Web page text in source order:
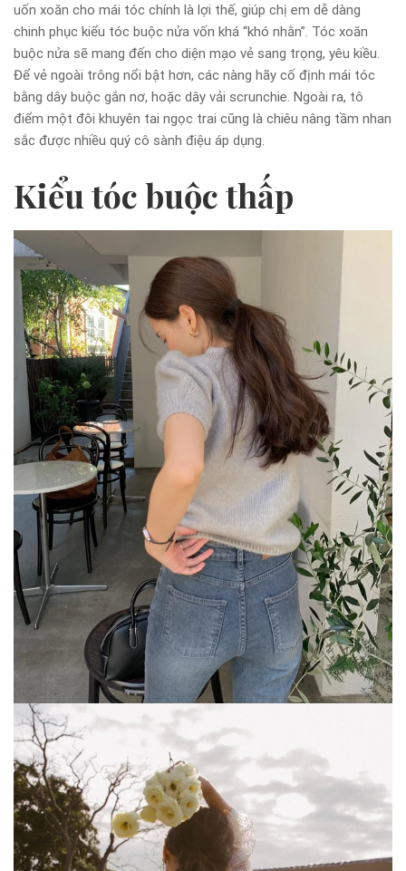
uốn xoăn cho mái tóc chính là lợi thế, giúp chị em dễ dàng
chinh phục kiểu tóc buộc nửa vốn khá “khó nhằn”. Tóc xoăn
buộc nửa sẽ mang đến cho diện mạo vẻ sang trọng, yêu kiều.
Để vẻ ngoài trông nổi bật hơn, các nàng hãy cố định mái tóc
bằng dây buộc gắn nơ, hoặc dây vải scrunchie. Ngoài ra, tô
điểm một đôi khuyên tai ngọc trai cũng là chiêu nâng tầm nhan
sắc được nhiều quý cô sành điệu áp dụng.
Kiểu tóc buộc thấp